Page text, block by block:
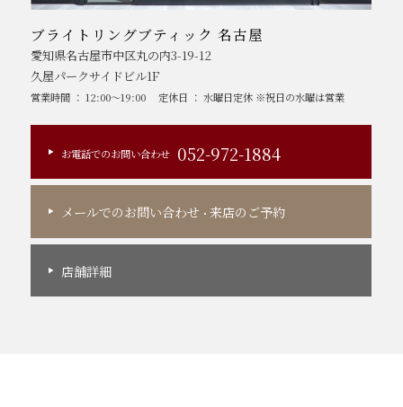
ブライトリングブティック 名古屋
愛知県名古屋市中区丸の内3-19-12
久屋パークサイドビル1F
営業時間 ： 12:00～19:00 定休日 ： 水曜日定休 ※祝日の水曜は営業
お電話でのお問い合わせ 052-972-1884
メールでのお問い合わせ ・来店のご予約
店舗詳細